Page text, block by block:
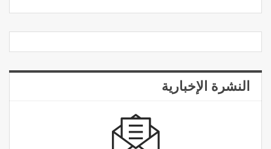
النشرة الإخبارية